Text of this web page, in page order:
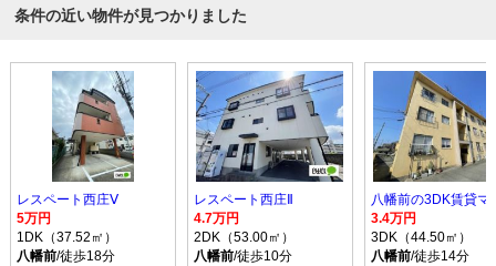
条件の近い物件が見つかりました
レスペート西庄Ⅴ
5万円
1DK（37.52㎡）
八幡前/徒歩18分
レスペート西庄Ⅱ
4.7万円
2DK（53.00㎡）
八幡前/徒歩10分
3.4万円
3DK（44.50㎡）
八幡前/徒歩14分